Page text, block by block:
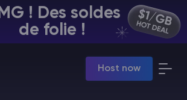
! Des soldes
de folie !
Host now
servers & payments